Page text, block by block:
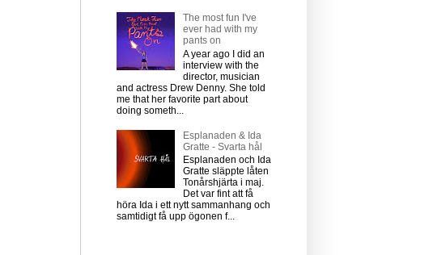
The most fun I've
ever had with my
pants on
A year ago I did an
interview with the
director, musician
and actress Drew Denny. She told
me that her favorite part about
doing someth...
Esplanaden & Ida
Gratte - Svarta hål
Esplanaden och Ida
Gratte släppte låten
Tonårshjärta i maj.
Det var fint att få
höra Ida i ett nytt sammanhang och
samtidigt få upp ögonen f...